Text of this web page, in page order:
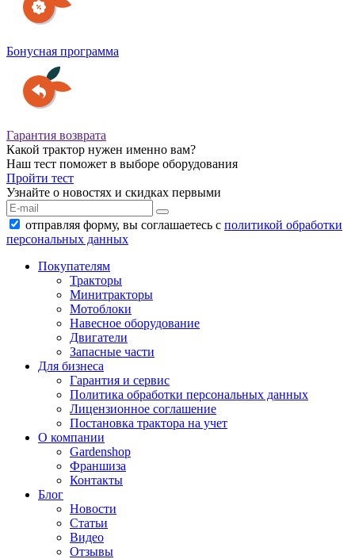
Бонусная программа
Гарантия возврата
Какой трактор нужен именно вам?
Наш тест поможет в выборе оборудования
Пройти тест
Узнайте о новостях и скидках первыми
отправляя форму, вы соглашаетесь с политикой обработки
персональных данных
Покупателям
Тракторы
Минитракторы
Мотоблоки
Навесное оборудование
Двигатели
Запасные части
Для бизнеса
Гарантия и сервис
Политика обработки персональных данных
Лицензионное соглашение
Постановка трактора на учет
О компании
Gardenshop
Франшиза
Контакты
Блог
Новости
Статьи
Видео
Отзывы